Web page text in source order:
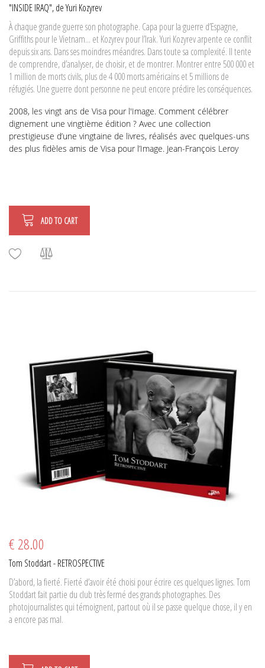
"INSIDE IRAQ", de Yuri Kozyrev
À chaque grande guerre son photographe. Capa pour la guerre d’Espagne,
Griffiths pour le Vietnam... et Kozyrev pour l’Irak. Yuri Kozyrev arpente ce conflit
depuis six ans. Dans ses moindres méandres. Dans toute sa complexité. Il tente
de comprendre, d’analyser, de choisir, et de montrer. Montrer entre 500 000 et
1 million de morts civils, plus de 4 000 morts américains et 5 millions de
réfugiés. Une guerre dont personne ne peut encore prédire les conséquences.
2008, les vingt ans de Visa pour l'Image. Comment célébrer
dignement une vingtième édition ? Avec une collection
prestigieuse d’une vingtaine de livres, réalisés avec quelques-uns
des plus fidèles amis de Visa pour l’Image. Jean-François Leroy
ADD TO CART
€ 28.00
Tom Stoddart - RETROSPECTIVE
D’abord, la fierté. Fierté d’avoir été choisi pour écrire ces quelques lignes. Tom
Stoddart fait partie du club très fermé des grands photographes. Des
photojournalistes qui témoignent, partout où il se passe quelque chose, il y en
a encore pas mal.